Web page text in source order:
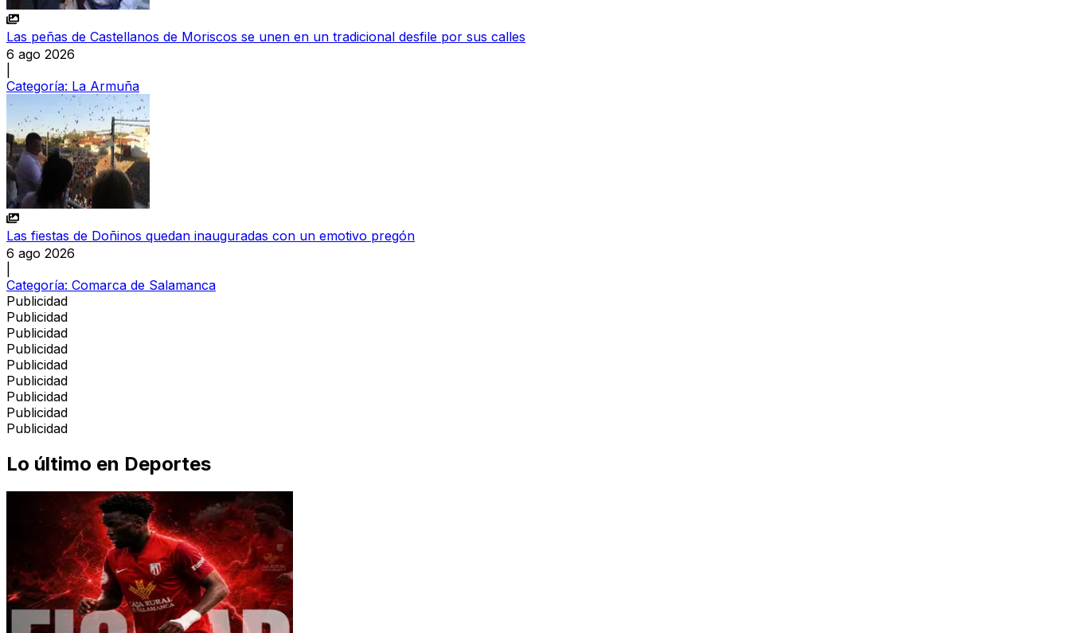
Las peñas de Castellanos de Moriscos se unen en un tradicional desfile por sus calles
6 ago 2026
Categoría: La Armuña
Las fiestas de Doñinos quedan inauguradas con un emotivo pregón
6 ago 2026
Categoría: Comarca de Salamanca
Publicidad
Publicidad
Publicidad
Publicidad
Publicidad
Publicidad
Publicidad
Publicidad
Publicidad
Lo último en Deportes